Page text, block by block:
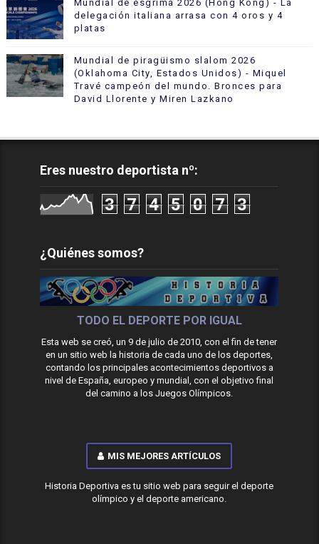
Mundial de esgrima 2026 (Hong Kong) - La
delegación italiana arrasa con 4 oros y 4
platas
Mundial de piragüismo slalom 2026
(Oklahoma City, Estados Unidos) - Miquel
Travé campeón del mundo. Bronces para
David Llorente y Miren Lazkano
Eres nuestro deportista nº:
3 7 4 5 0 7 3
¿Quiénes somos?
TODO EL DEPORTE POR IGUAL
Esta web se creó, un 9 de julio de 2010, con el fin de tener
en un sitio web la historia de cada uno de los deportes,
contando los principales acontecimientos deportivos a
nivel de España, europeo y mundial, con el objetivo final
del camino a los Juegos Olímpicos.
MIS MEJORES ARTÍCULOS
Historia Deportiva es tu sitio web para seguir el deporte
olímpico y el deporte americano.